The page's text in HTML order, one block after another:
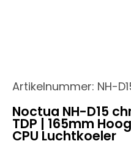
Artikelnummer: NH-
Noctua NH-D15
TDP | 165mm
CPU Luchtkoeler